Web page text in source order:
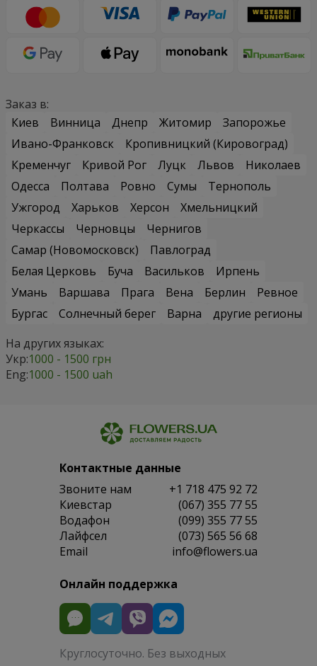
Заказ в:
Киев
Винница Днепр Житомир
Запорожье
Ивано-Франковск
Кропивницкий (Кировоград)
Кременчуг
Кривой Рог Луцк Львов
Николаев
Одесса
Полтава Ровно Сумы
Тернополь
Ужгород
Харьков Херсон
Хмельницкий
Черкассы
Черновцы
Чернигов
Самар (Новомосковск)
Павлоград
Белая Церковь
Буча Васильков
Ирпень
Умань
Варшава Прага Вена Берлин
Ревное
Бургас
Солнечный берег Варна
другие регионы
На других языках:
Укр:1000 - 1500 грн
Eng:1000 - 1500 uah
Контактные данные
Звоните нам
+1 718 475 92 72
Киевстар
(067) 355 77 55
Водафон
(099) 355 77 55
Лайфсел
(073) 565 56 68
Email
info@flowers.ua
Онлайн поддержка
Круглосуточно. Без выходных